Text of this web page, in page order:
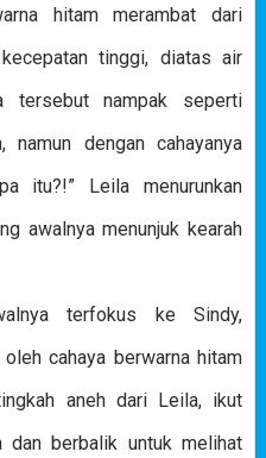
hitam merambat dari
tinggi, diatas air
tersebut nampak seperti
namun dengan cahayanya
itu?!” Leila menurunkan
awalnya menunjuk kearah
terfokus ke Sindy,
cahaya berwarna hitam
aneh dari Leila, ikut
dan berbalik untuk melihat